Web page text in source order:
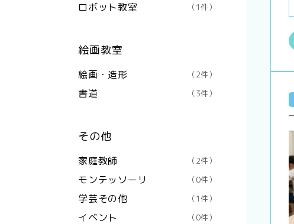
ロボット教室 （1件）
絵画教室
絵画・造形 （2件）
書道 （3件）
その他
家庭教師 （2件）
モンテッソーリ （0件）
学芸その他 （1件）
イベント （0件）